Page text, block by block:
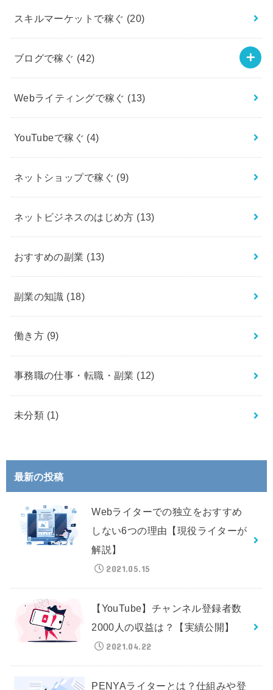
スキルマーケットで稼ぐ (20)
ブログで稼ぐ (42)
Webライティングで稼ぐ (13)
YouTubeで稼ぐ (4)
ネットショップで稼ぐ (9)
ネットビジネスのはじめ方 (13)
おすすめの副業 (13)
副業の知識 (18)
働き方 (9)
事務職の仕事・転職・副業 (12)
未分類 (1)
最新の投稿
Webライターでの独立をおすすめ
しない6つの理由【現役ライターが
解説】
2021.05.15
【YouTube】チャンネル登録者数
2000人の収益は？【実績公開】
2021.04.22
PENYAライターとは？仕組みや登